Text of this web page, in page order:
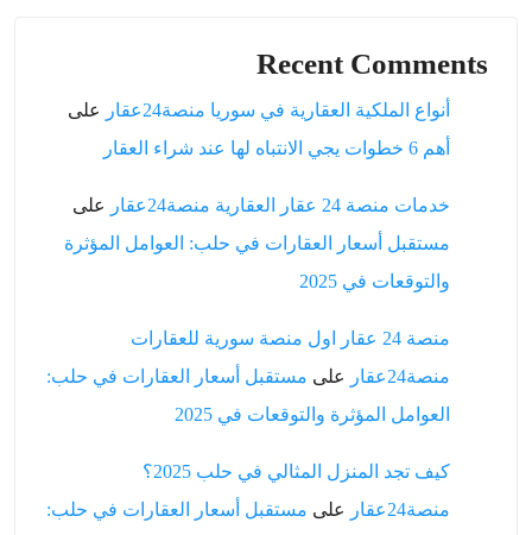
Recent Comments
أنواع الملكية العقارية في سوريا منصة24عقار
على
أهم 6 خطوات يجي الانتباه لها عند شراء العقار
خدمات منصة 24 عقار العقارية منصة24عقار
على
مستقبل أسعار العقارات في حلب: العوامل المؤثرة
والتوقعات في 2025
منصة 24 عقار اول منصة سورية للعقارات
منصة24عقار
على مستقبل أسعار العقارات في حلب:
العوامل المؤثرة والتوقعات في 2025
كيف تجد المنزل المثالي في حلب 2025؟
منصة24عقار
على مستقبل أسعار العقارات في حلب: